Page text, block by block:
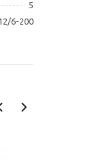
5
6-200